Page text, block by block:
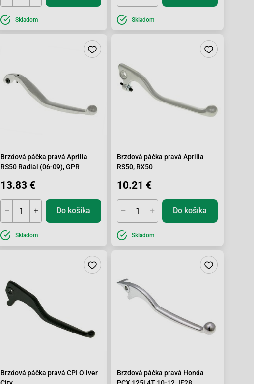
Skladom Skladom
Brzdová páčka pravá Aprilia
RS50 Radial (06-09), GPR
13.83 €
Do košíka
Skladom
Brzdová páčka pravá Aprilia
RS50, RX50
10.21 €
Do košíka
Skladom
Brzdová páčka pravá CPI Oliver
Brzdová páčka pravá Honda